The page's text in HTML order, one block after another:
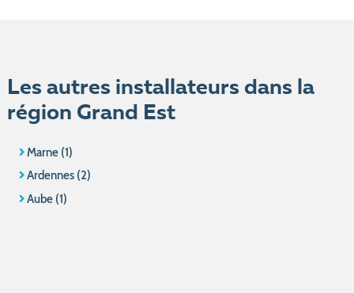
Les autres installateurs dans la
région Grand Est
Marne (1)
Ardennes (2)
Aube (1)